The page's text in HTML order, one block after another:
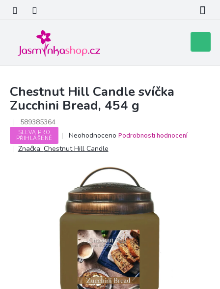
obsah
košík
Chestnut Hill Candle svíčka
Zucchini Bread, 454 g
589385364
SLEVA PRO
PŘIHLÁŠENÉ
Průměrné
hodnocení
produktu
5
hvězdiček.
Neohodnoceno Podrobnosti hodnocení
Značka: Chestnut Hill Candle